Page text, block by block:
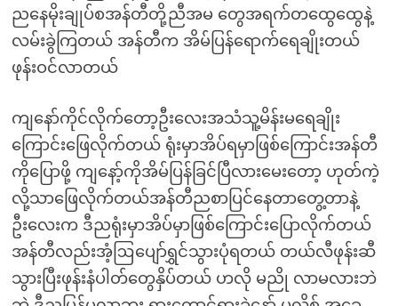
ညနေမိုးချုပ်စအန်တီတို့ညီအမ တွေအရက်တထွေထွေနဲ့
လမ်းခွဲကြတယ် အန်တီက အိမ်ပြန်ရောက်ရေချိုးတယ်
ဖုန်းဝင်လာတယ်
ကျနော်ကိုင်လိုက်တော့ဦးလေးအသံသူ့မိန်းမရေချိုး
ကြောင်းဖြေလိုက်တယ် ရုံးမှာအိပ်ရမှာဖြစ်ကြောင်းအန်တီ
ကိုပြောဖို့ ကျနော့်ကိုအိမ်ပြန်ခြင်ပြီလားမေးတော့ ဟုတ်ကဲ့
လို့သာဖြေလိုက်တယ်အန်တီညစာပြင်နေတာတွေ့တာနဲ့
ဦးလေးက ဒီညရုံးမှာအိပ်မှာဖြစ်ကြောင်းပြောလိုက်တယ်
အန်တီလည်းအံ့ဩပျော်ရွှင်သွားပုံရတယ် တယ်လီဖုန်းဆီ
သွားပြီးဖုန်းနံပါတ်တွေနှိပ်တယ် ဟလို မညို လာမလားဘဲ